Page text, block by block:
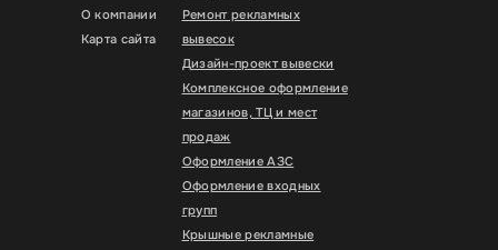
О компании
Карта сайта
Ремонт рекламных
вывесок
Дизайн-проект вывески
Комплексное оформление
магазинов, ТЦ и мест
продаж
Оформление АЗС
Оформление входных
групп
Крышные рекламные